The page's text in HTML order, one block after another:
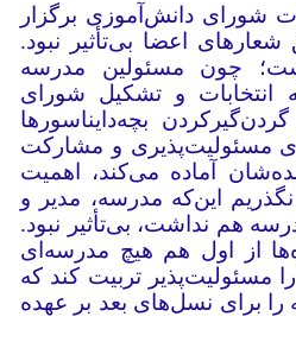
شورای دانش‌آموزی برگزار
اعضا بی‌تأثیر نبود.
چون مسئولین مدرسه
انتخابات و تشکیل شورای
بچه‌دایناسورها
مسئولیت‌پذیری و مشارکت
آماده می‌کند، اهمیت
این‌که مدرسه، مدیر و
هم نداشت، بی‌تأثیر نبود.
از اول هم هیچ مدرسه‌ای
را مسئولیت‌پذیر تربیت کند که
برای نسل‌های بعد بر عهده